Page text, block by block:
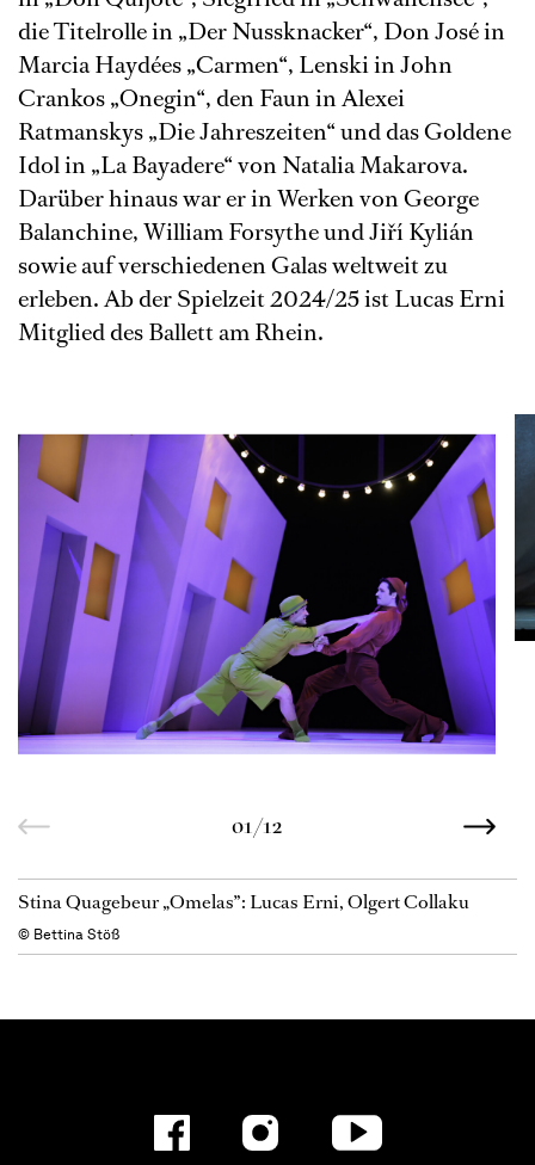
die Titelrolle in „Der Nussknacker“, Don José in
Marcia Haydées „Carmen“, Lenski in John
Crankos „Onegin“, den Faun in Alexei
Ratmanskys „Die Jahreszeiten“ und das Goldene
Idol in „La Bayadere“ von Natalia Makarova.
Darüber hinaus war er in Werken von George
Balanchine, William Forsythe und Jiří Kylián
sowie auf verschiedenen Galas weltweit zu
erleben. Ab der Spielzeit 2024/25 ist Lucas Erni
Mitglied des Ballett am Rhein.
01/12
Stina Quagebeur „Omelas”: Lucas Erni, Olgert Collaku
© Bettina Stöß